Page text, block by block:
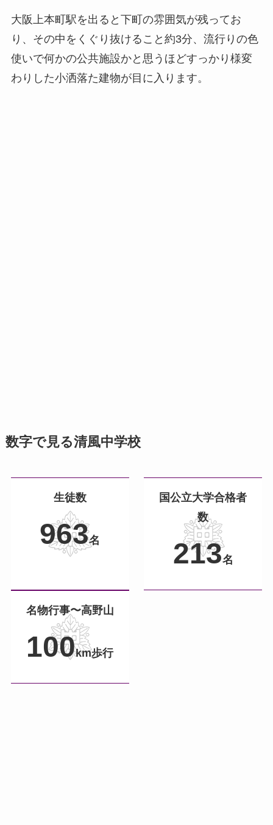
大阪上本町駅を出ると下町の雰囲気が残ってお
り、その中をくぐり抜けること約3分、流行りの色
使いで何かの公共施設かと思うほどすっかり様変
わりした小洒落た建物が目に入ります。
数字で見る清風中学校
生徒数
963名
国公立大学合格者
数
213名
名物行事〜高野山
100km歩行